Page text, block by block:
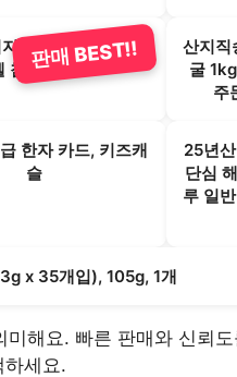
케어 순면 60수 호
침구 세트
판매 BEST!!
산지직
굴
주
한자 카드, 키즈캐
슬
25년
단심
루 일
x 35개입), 105g, 1개
미해요. 빠른 판매와 신뢰
하세요.